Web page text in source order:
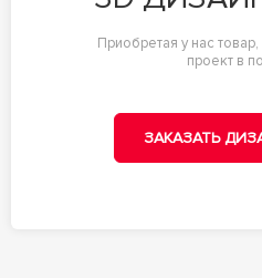
Приобретая у нас
проект в
ЗАКАЗАТЬ